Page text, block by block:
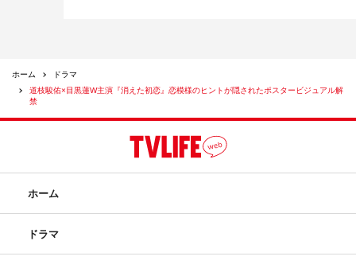
ホーム
ドラマ
道枝駿佑×目黒蓮W主演『消えた初恋』恋模様のヒントが隠されたポスタービジュアル解
禁
ホーム
ドラマ